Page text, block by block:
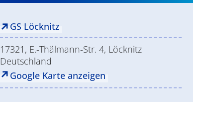
GS Löcknitz
17321, E.-Thälmann-Str. 4, Löcknitz
Deutschland
Google Karte anzeigen